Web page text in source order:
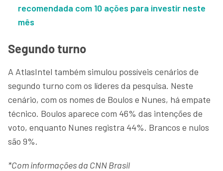
recomendada com 10 ações para investir neste
mês
Segundo turno
A AtlasIntel também simulou possíveis cenários de
segundo turno com os líderes da pesquisa. Neste
cenário, com os nomes de Boulos e Nunes, há empate
técnico. Boulos aparece com 46% das intenções de
voto, enquanto Nunes registra 44%. Brancos e nulos
são 9%.
*Com informações da CNN Brasil